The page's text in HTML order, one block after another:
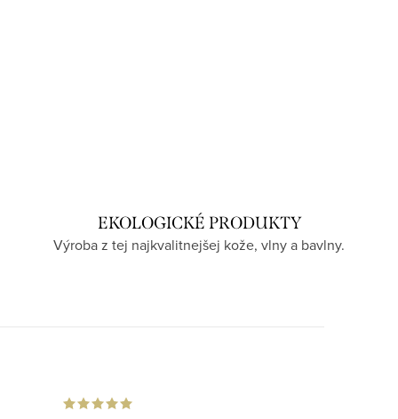
EKOLOGICKÉ PRODUKTY
Výroba z tej najkvalitnejšej kože, vlny a bavlny.